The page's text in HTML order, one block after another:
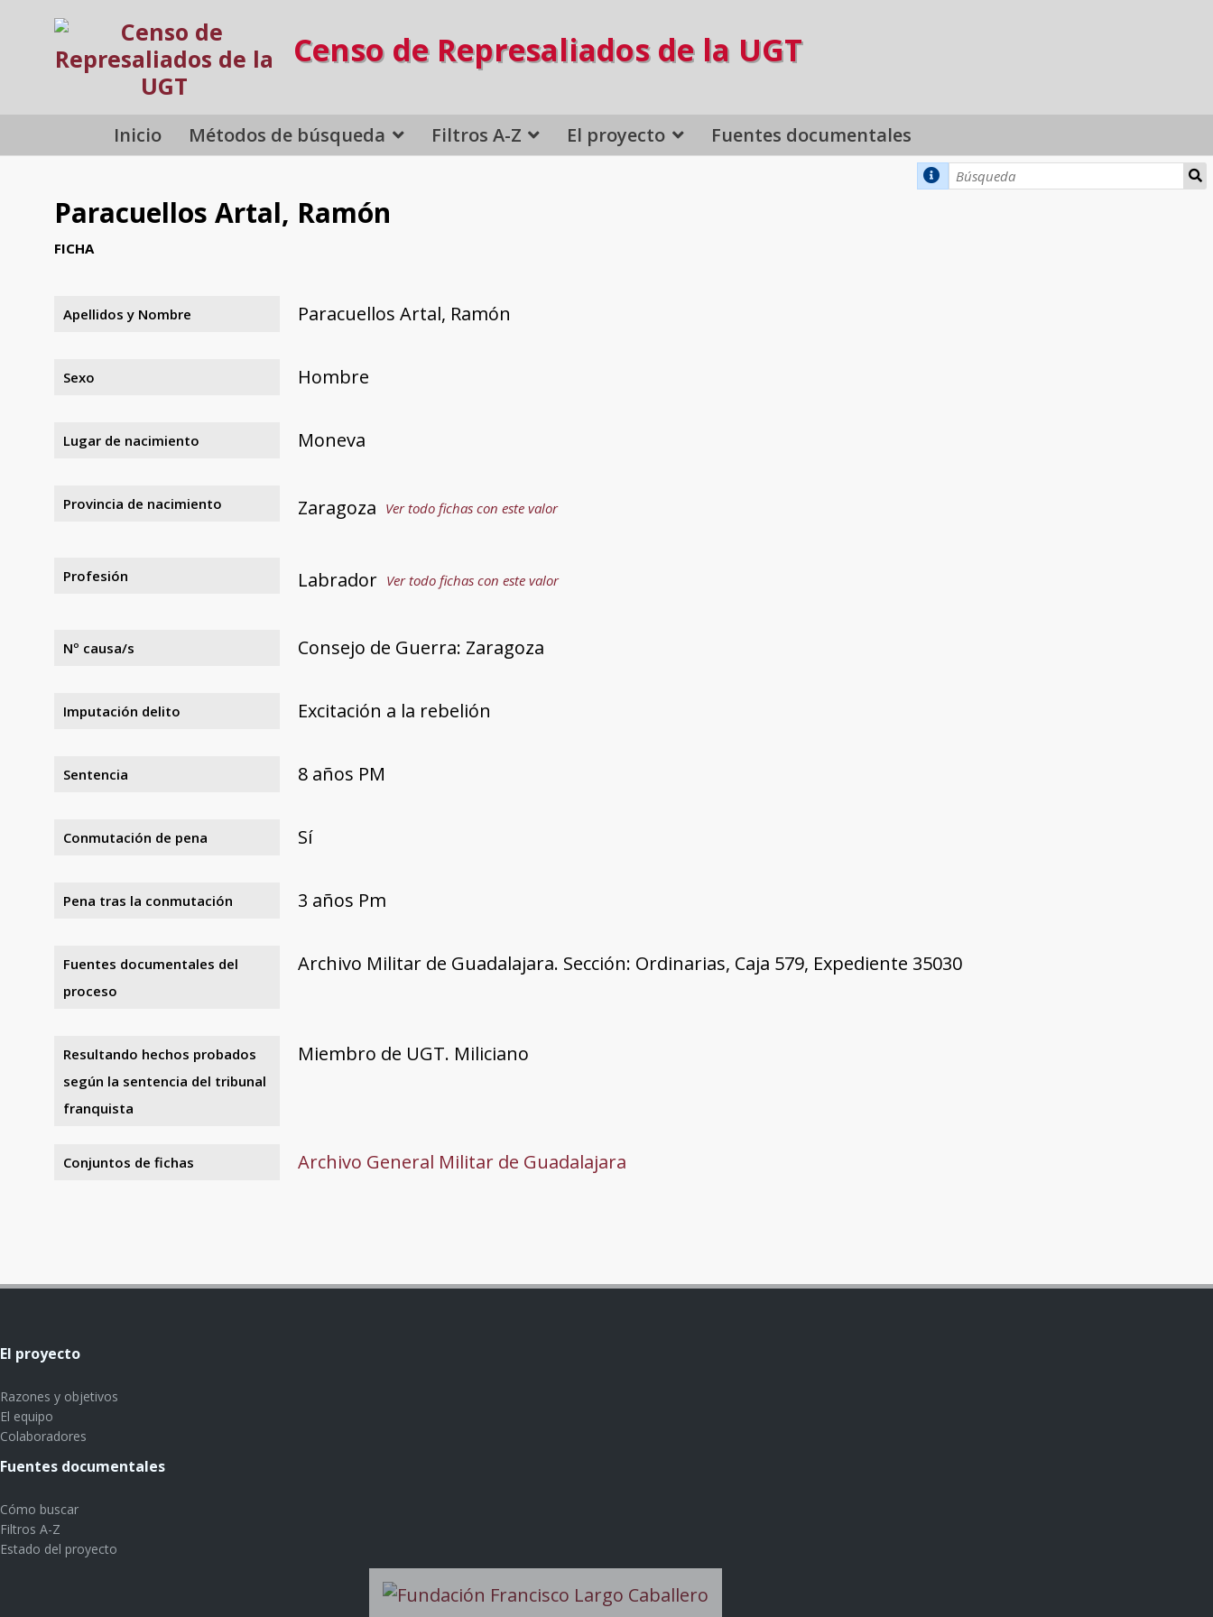
Censo de Represaliados de la UGT
Inicio Métodos de búsqueda Filtros A-Z El proyecto Fuentes documentales
Paracuellos Artal, Ramón
FICHA
Apellidos y Nombre Paracuellos Artal, Ramón
Sexo Hombre
Lugar de nacimiento Moneva
Provincia de nacimiento Zaragoza Ver todo fichas con este valor
Profesión Labrador Ver todo fichas con este valor
Nº causa/s Consejo de Guerra: Zaragoza
Imputación delito Excitación a la rebelión
Sentencia 8 años PM
Conmutación de pena Sí
Pena tras la conmutación 3 años Pm
Fuentes documentales del
proceso
Archivo Militar de Guadalajara. Sección: Ordinarias, Caja 579, Expediente 35030
Resultando hechos probados
según la sentencia del tribunal
franquista
Miembro de UGT. Miliciano
Conjuntos de fichas Archivo General Militar de Guadalajara
El proyecto
Razones y objetivos
El equipo
Colaboradores
Fuentes documentales
Cómo buscar
Filtros A-Z
Estado del proyecto